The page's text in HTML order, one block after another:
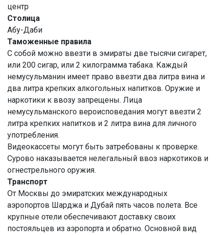
центр
Столица
Абу-Даби
Таможенные правила
С собой можно ввезти в эмираты две тысячи сигарет,
или 200 сигар, или 2 килограмма табака. Каждый
немусульманин имеет право ввезти два литра вина и
два литра крепких алкогольных напитков. Оружие и
наркотики к ввозу запрещены. Лица
немусульманского вероисповедания могут ввезти 2
литра крепких напитков и 2 литра вина для личного
употребления.
Видеокассеты могут быть затребованы к проверке.
Сурово наказывается нелегальный ввоз наркотиков и
огнестрельного оружия.
Транспорт
От Москвы до эмиратских международных
аэропортов Шарджа и Дубай пять часов полета. Все
крупные отели обеспечивают доставку своих
постояльцев из аэропорта и обратно. Основной вид